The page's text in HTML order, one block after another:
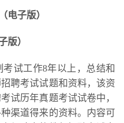
（电子版）
版）
考试工作8年以上，总结和
聘考试试题和资料，该资
试历年真题考试试卷中，
渠道得来的资料。内容可